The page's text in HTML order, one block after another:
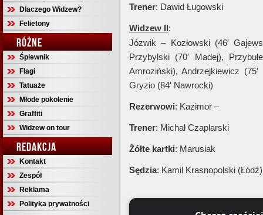
Dlaczego Widzew?
Felietony
RÓŻNE
Śpiewnik
Flagi
Tatuaże
Młode pokolenie
Graffiti
Widzew on tour
REDAKCJA
Kontakt
Zespół
Reklama
Polityka prywatności
Trener: Dawid Ługowski
Widzew II:
Józwik – Kozłowski (46′
Przybylski (70′ Madej),
Amroziński), Andrzejkiewicz
Gryzio (84′ Nawrocki)
Rezerwowi: Kazimor –
Trener: Michał Czaplarski
Żółte kartki: Marusiak
Sędzia: Kamil Krasnopolski (Łódź)